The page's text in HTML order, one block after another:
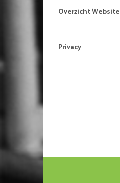
Overzicht Website
Privacy